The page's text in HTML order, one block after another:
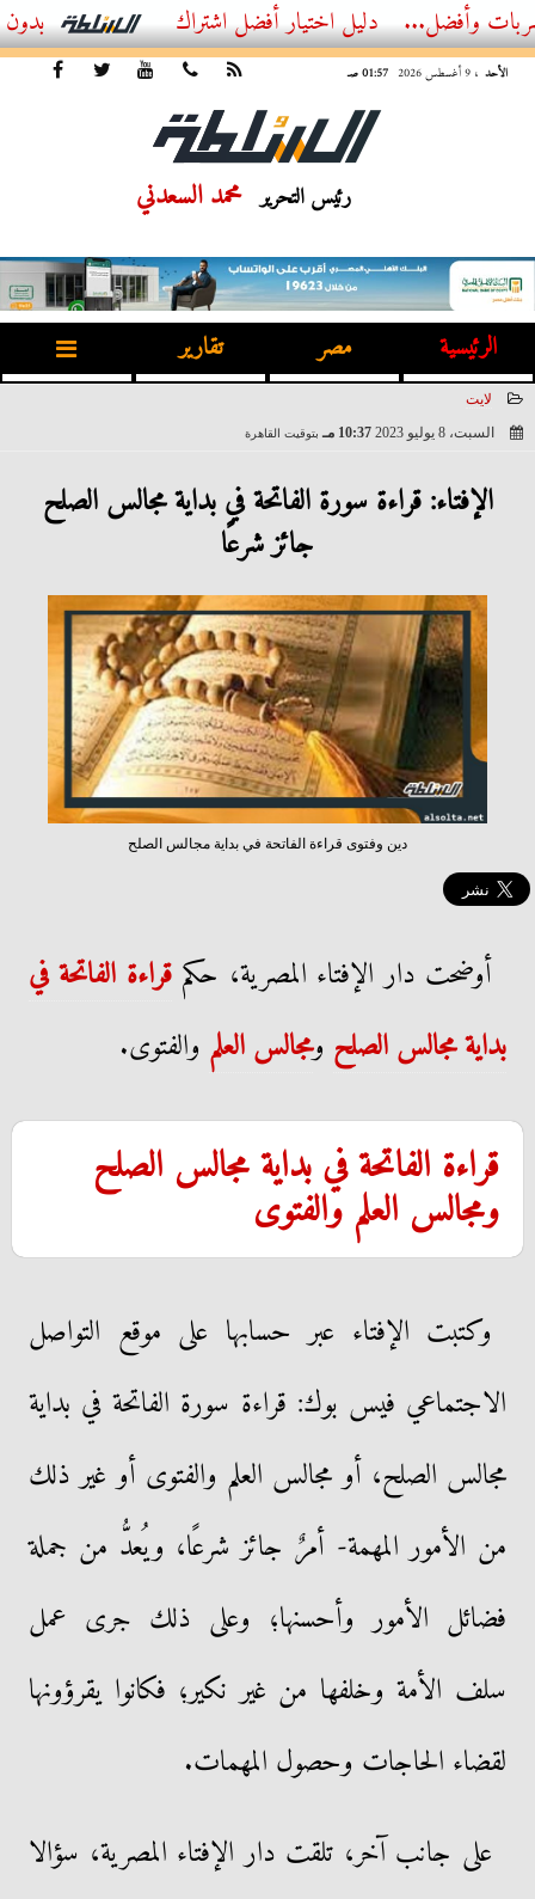
أفضل اشتراك IPTV بدون تقطيع 2026 – دليل المشاهد العصري
الأحد ، 9 أغسطس 2026 01:57 صـ
رئيس التحرير محمد السعدني
الرئيسية مصر تقارير
لايت
السبت، 8 يوليو 2023
10:37 مـ بتوقيت القاهرة
الإفتاء: قراءة سورة الفاتحة في بداية مجالس الصلح
جائز شرعًا
دين وفتوى قراءة الفاتحة في بداية مجالس الصلح
أوضحت دار الإفتاء المصرية، حكمقراءة الفاتحة في
بداية مجالس الصلح ومجالس العلم والفتوى.
قراءة الفاتحة في بداية مجالس الصلح
ومجالس العلم والفتوى
وكتبت الإفتاء عبر حسابها على موقع التواصل
الاجتماعي فيس بوك: قراءة سورة الفاتحة في بداية
مجالس الصلح، أو مجالس العلم والفتوى أو غير ذلك
من الأمور المهمة- أمرٌ جائز شرعًا، ويُعدُّ من جملة
فضائل الأمور وأحسنها؛ وعلى ذلك جرى عمل
سلف الأمة وخلفها من غير نكير؛ فكانوا يقرؤونها
لقضاء الحاجات وحصول المهمات.
على جانب آخر، تلقت دار الإفتاء المصرية، سؤالا